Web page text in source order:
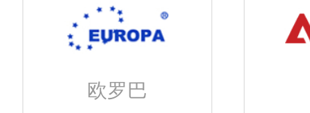
欧罗巴